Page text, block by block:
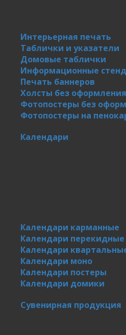
Интерьерная печать
Таблички и указатели
Домовые таблички
Информационные
Печать баннеров
Холсты без оформления
Фотопостеры без
Фотопостеры на
Календари
Календари карманные
Календари перекидные
Календари
Календари моно
Календари постеры
Календари домики
Сувенирная продукция